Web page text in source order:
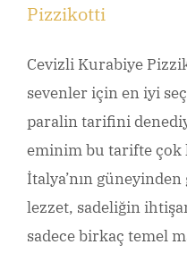
Pizzikotti
Cevizli Kurabiye
sevenler için en iyi
paralin tarifini
eminim bu tarifte çok
İtalya’nın
lezzet, sadeliğin
sadece birkaç temel